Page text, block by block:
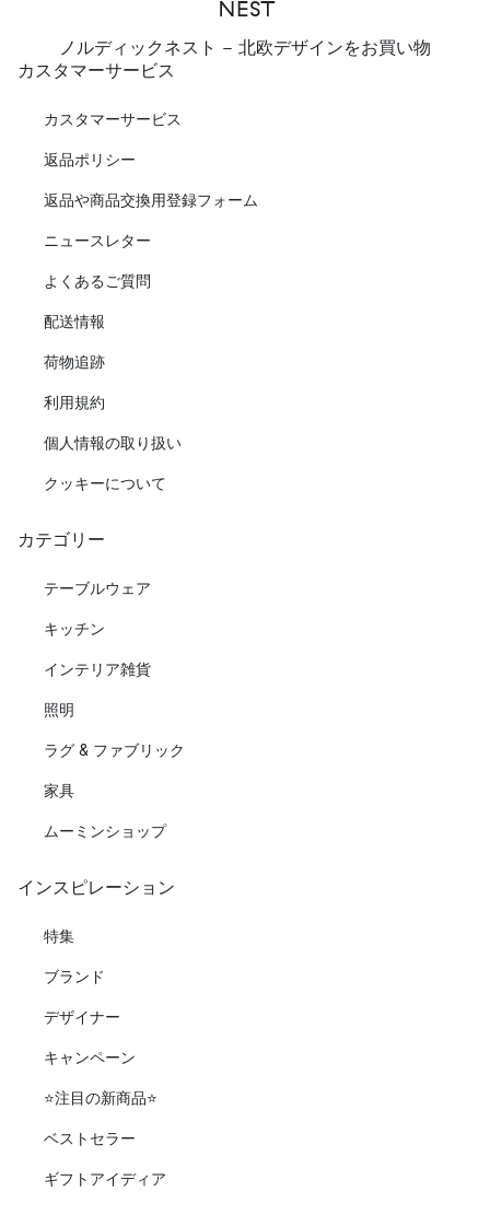
ノルディックネスト - 北欧デザインをお買い物
カスタマーサービス
カスタマーサービス
返品ポリシー
返品や商品交換用登録フォーム
ニュースレター
よくあるご質問
配送情報
荷物追跡
利用規約
個人情報の取り扱い
クッキーについて
カテゴリー
テーブルウェア
キッチン
インテリア雑貨
照明
ラグ & ファブリック
家具
ムーミンショップ
インスピレーション
特集
ブランド
デザイナー
キャンペーン
⭐️注目の新商品⭐️
ベストセラー
ギフトアイディア